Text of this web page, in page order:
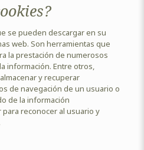
se pueden descargar en su
web. Son herramientas que
la prestación de numerosos
información. Entre otros,
y recuperar
de navegación de un usuario o
de la información
reconocer al usuario y